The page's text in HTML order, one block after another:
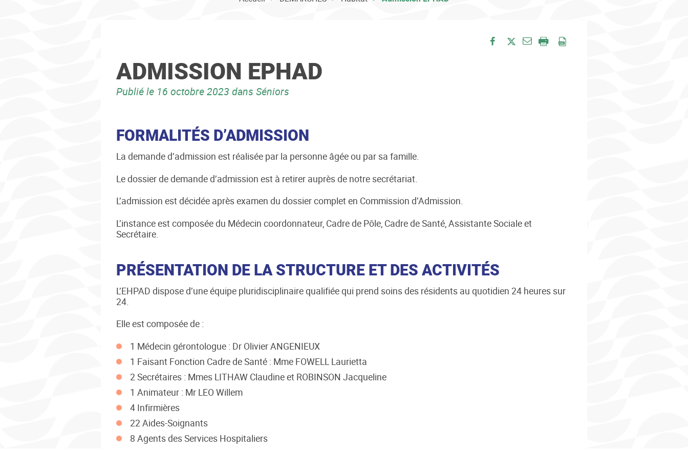
Partager sur Facebook
Partager sur Twitter
Envoyer par e-mail
Imprimer
ADMISSION EPHAD
Publié le 16 octobre 2023 dans Séniors
FORMALITÉS D’ADMISSION
La demande d’admission est réalisée par la personne âgée ou par sa famille.
Le dossier de demande d’admission est à retirer auprès de notre secrétariat.
L’admission est décidée après examen du dossier complet en Commission d’Admission.
L’instance est composée du Médecin coordonnateur, Cadre de Pôle, Cadre de Santé, Assistante Sociale et
Secrétaire.
PRÉSENTATION DE LA STRUCTURE ET DES ACTIVITÉS
L’EHPAD dispose d’une équipe pluridisciplinaire qualifiée qui prend soins des résidents au quotidien 24 heures sur
24.
Elle est composée de :
1 Médecin gérontologue : Dr Olivier ANGENIEUX
1 Faisant Fonction Cadre de Santé : Mme FOWELL Laurietta
2 Secrétaires : Mmes LITHAW Claudine et ROBINSON Jacqueline
1 Animateur : Mr LEO Willem
4 Infirmières
22 Aides-Soignants
8 Agents des Services Hospitaliers